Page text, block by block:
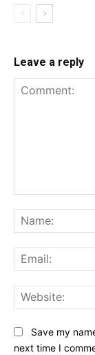
Leave a reply
Save my
next time I